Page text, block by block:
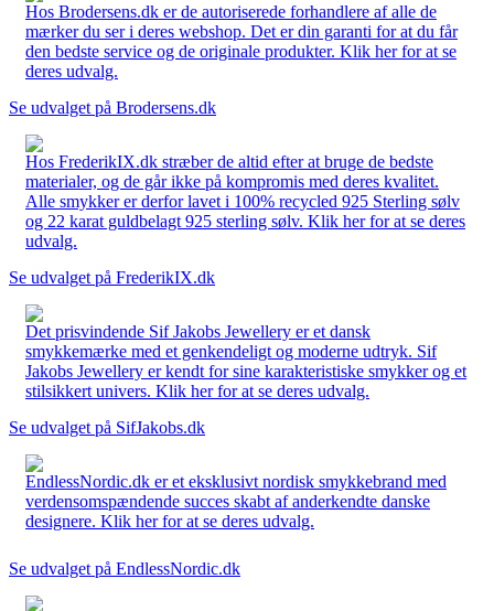
Hos Brodersens.dk er de autoriserede forhandlere af alle de
mærker du ser i deres webshop. Det er din garanti for at du får
den bedste service og de originale produkter. Klik her for at se
deres udvalg.
Se udvalget på Brodersens.dk
Hos FrederikIX.dk stræber de altid efter at bruge de bedste
materialer, og de går ikke på kompromis med deres kvalitet.
Alle smykker er derfor lavet i 100% recycled 925 Sterling sølv
og 22 karat guldbelagt 925 sterling sølv. Klik her for at se deres
udvalg.
Se udvalget på FrederikIX.dk
Det prisvindende Sif Jakobs Jewellery er et dansk
smykkemærke med et genkendeligt og moderne udtryk. Sif
Jakobs Jewellery er kendt for sine karakteristiske smykker og et
stilsikkert univers. Klik her for at se deres udvalg.
Se udvalget på SifJakobs.dk
EndlessNordic.dk er et eksklusivt nordisk smykkebrand med
verdensomspændende succes skabt af anderkendte danske
designere. Klik her for at se deres udvalg.
Se udvalget på EndlessNordic.dk